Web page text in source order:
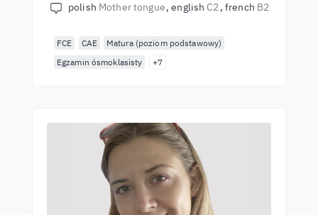
polish Mother tongue english C2 french B2
FCE CAE
Matura (poziom podstawowy)
Egzamin ósmoklasisty
+7